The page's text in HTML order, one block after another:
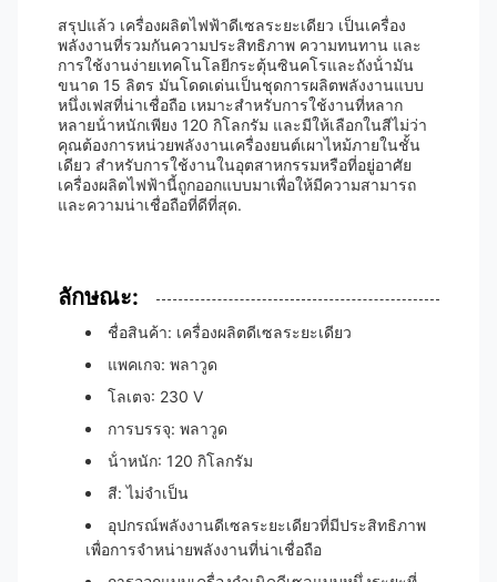
สรุปแล้ว เครื่องผลิตไฟฟ้าดีเซลระยะเดียว เป็นเครื่อง
พลังงานที่รวมกันความประสิทธิภาพ ความทนทาน และ
การใช้งานง่ายเทคโนโลยีกระตุ้นซินคโรและถังน้ํามัน
ขนาด 15 ลิตร มันโดดเด่นเป็นชุดการผลิตพลังงานแบบ
หนึ่งเฟสที่น่าเชื่อถือ เหมาะสําหรับการใช้งานที่หลาก
หลายน้ําหนักเพียง 120 กิโลกรัม และมีให้เลือกในสีไม่ว่า
คุณต้องการหน่วยพลังงานเครื่องยนต์เผาไหม้ภายในชั้น
เดียว สําหรับการใช้งานในอุตสาหกรรมหรือที่อยู่อาศัย
เครื่องผลิตไฟฟ้านี้ถูกออกแบบมาเพื่อให้มีความสามารถ
และความน่าเชื่อถือที่ดีที่สุด.
ลักษณะ:
ชื่อสินค้า: เครื่องผลิตดีเซลระยะเดียว
แพคเกจ: พลาวูด
โลเตจ: 230 V
การบรรจุ: พลาวูด
น้ําหนัก: 120 กิโลกรัม
สี: ไม่จําเป็น
อุปกรณ์พลังงานดีเซลระยะเดียวที่มีประสิทธิภาพ
เพื่อการจําหน่ายพลังงานที่น่าเชื่อถือ